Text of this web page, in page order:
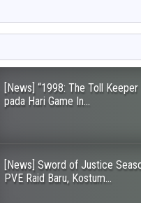
[News] “1998: The Toll
pada Hari Game In...
[News] Sword of Justice
PVE Raid Baru, Kostum...